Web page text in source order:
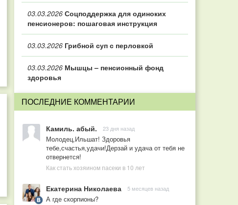
03.03.2026 Соцподдержка для одиноких
пенсионеров: пошаговая инструкция
03.03.2026 Грибной суп с перловкой
03.03.2026 Мышцы – пенсионный фонд
здоровья
ПОСЛЕДНИЕ КОММЕНТАРИИ
Камиль. абый. 23 дня назад
Молодец,Ильшат! Здоровья
тебе,счастья,удачи!Дерзай и удача от тебя не
отвернется!
Как стать хозяином пасеки в 10 лет
Екатерина Николаева 5 месяцев назад
А где скорпионы?